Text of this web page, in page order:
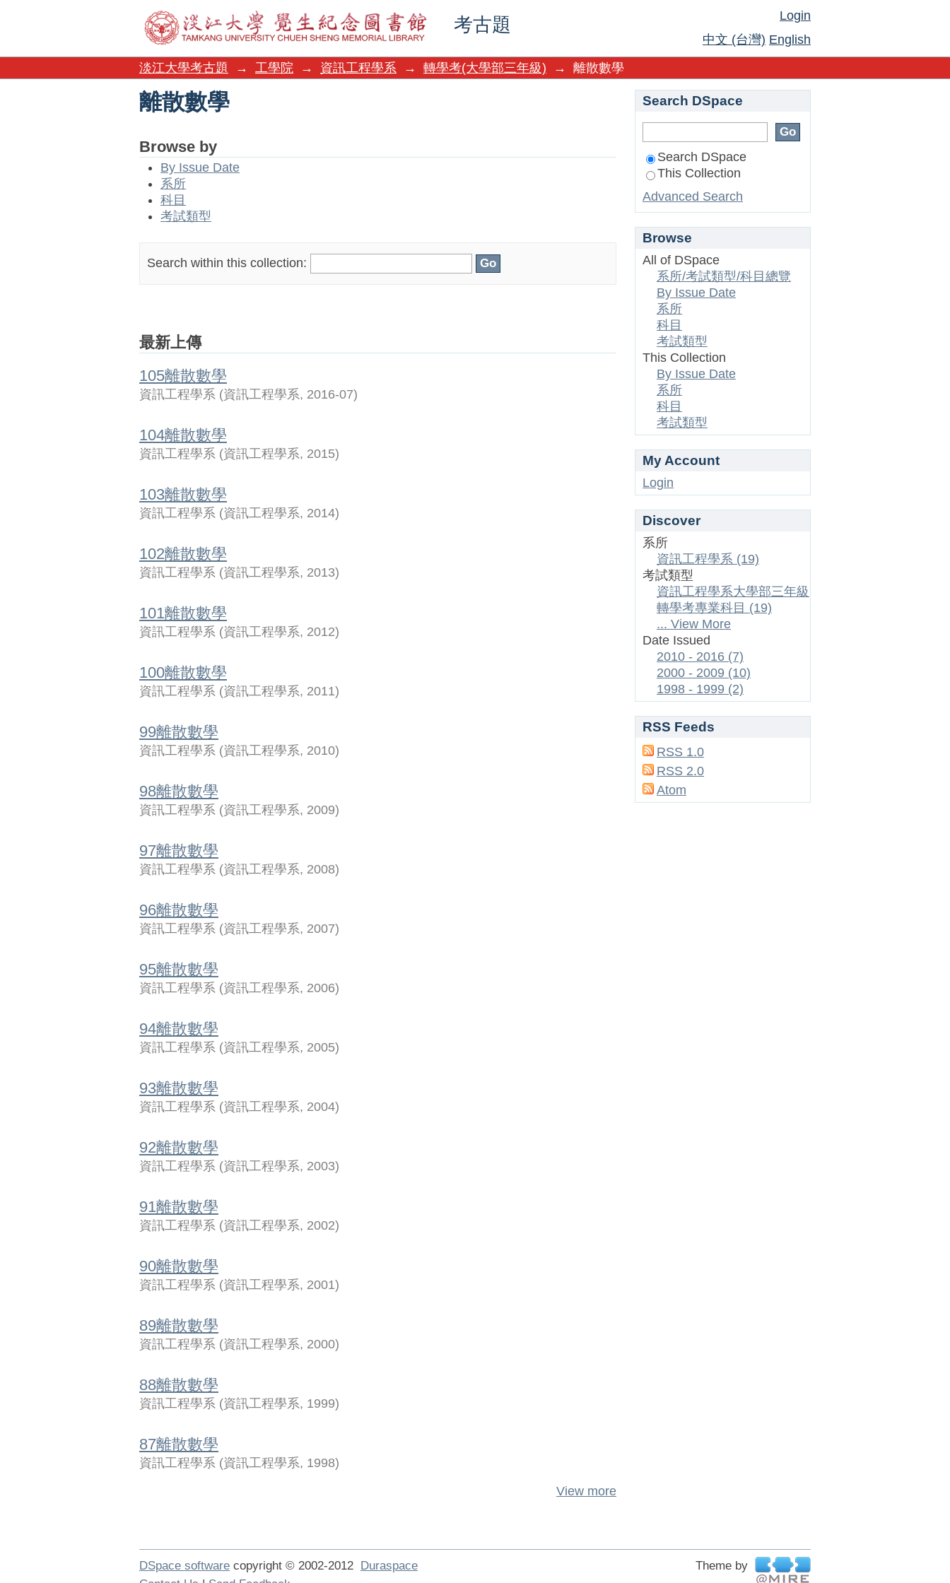
考古題
離散數學
Login
中文 (台灣) English
淡江大學考古題
→ 工學院 → 資訊工程學系 → 轉學考(大學部三年級) → 離散數學
離散數學
Browse by
By Issue Date
系所
科目
考試類型
Search within this collection:
最新上傳
105離散數學
資訊工程學系 (資訊工程學系, 2016-07)
104離散數學
資訊工程學系 (資訊工程學系, 2015)
103離散數學
資訊工程學系 (資訊工程學系, 2014)
102離散數學
資訊工程學系 (資訊工程學系, 2013)
101離散數學
資訊工程學系 (資訊工程學系, 2012)
100離散數學
資訊工程學系 (資訊工程學系, 2011)
99離散數學
資訊工程學系 (資訊工程學系, 2010)
98離散數學
資訊工程學系 (資訊工程學系, 2009)
97離散數學
資訊工程學系 (資訊工程學系, 2008)
96離散數學
資訊工程學系 (資訊工程學系, 2007)
95離散數學
資訊工程學系 (資訊工程學系, 2006)
94離散數學
資訊工程學系 (資訊工程學系, 2005)
93離散數學
資訊工程學系 (資訊工程學系, 2004)
92離散數學
資訊工程學系 (資訊工程學系, 2003)
91離散數學
資訊工程學系 (資訊工程學系, 2002)
90離散數學
資訊工程學系 (資訊工程學系, 2001)
89離散數學
資訊工程學系 (資訊工程學系, 2000)
88離散數學
資訊工程學系 (資訊工程學系, 1999)
87離散數學
資訊工程學系 (資訊工程學系, 1998)
View more
Search DSpace
Search DSpace
This Collection
Advanced Search
Browse
All of DSpace
系所/考試類型/科目總覽
By Issue Date
系所
科目
考試類型
This Collection
By Issue Date
系所
科目
考試類型
My Account
Login
Discover
系所
資訊工程學系 (19)
考試類型
資訊工程學系大學部三年級
轉學考專業科目 (19)
... View More
Date Issued
2010 - 2016 (7)
2000 - 2009 (10)
1998 - 1999 (2)
RSS Feeds
RSS 1.0
RSS 2.0
Atom
DSpace software copyright © 2002-2012 Duraspace
Theme by